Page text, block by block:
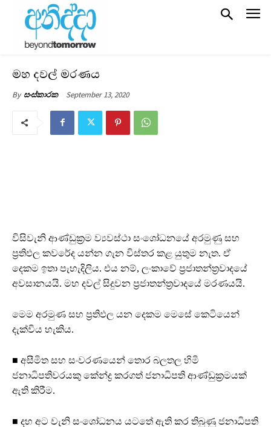
මහ දවල් මරණය
By සංස්කාරක September 13, 2020
විසිවැනි ආණ්ඩුක්‍රම ව්‍යවස්ථා සංශෝධනයේ අරමුණු සහ
ප්‍රතිඵල කවරේද යන්න ගැන විස්තර කළ යුතුම නැත. ඒ
දෙකම ඉතා පැහැදිලිය. එය නම්, ලංකාවේ ප්‍රජාතන්ත්‍රවාදයේ
අවසානයයි. මහ දවල් සිදුවන ප්‍රජාතන්ත්‍රවාදයේ මරණයයි.
මෙම අරමුණ සහ ප්‍රතිඵල යන දෙකම මෙසේ කෙටියෙන්
දැක්විය හැකිය.
■ අසීමිත සහ සංවරණයෙන් තොර බලතල හිමි
ජනාධිපතිවරයකු කේන්ද්‍ර කරගත් ජනාධිපති ආණ්ඩුක්‍රමයක්
ඇති කිරීම.
■ දහ අට වැනි සංශෝධනය යටතේ ඇති කර තිබුණු ජනාධිපති